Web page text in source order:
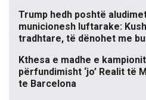
Trump hedh poshtë
municionesh luftarake:
tradhtare, të dënohet me
Kthesa e madhe e
përfundimisht ‘jo’ Realit të
te Barcelona